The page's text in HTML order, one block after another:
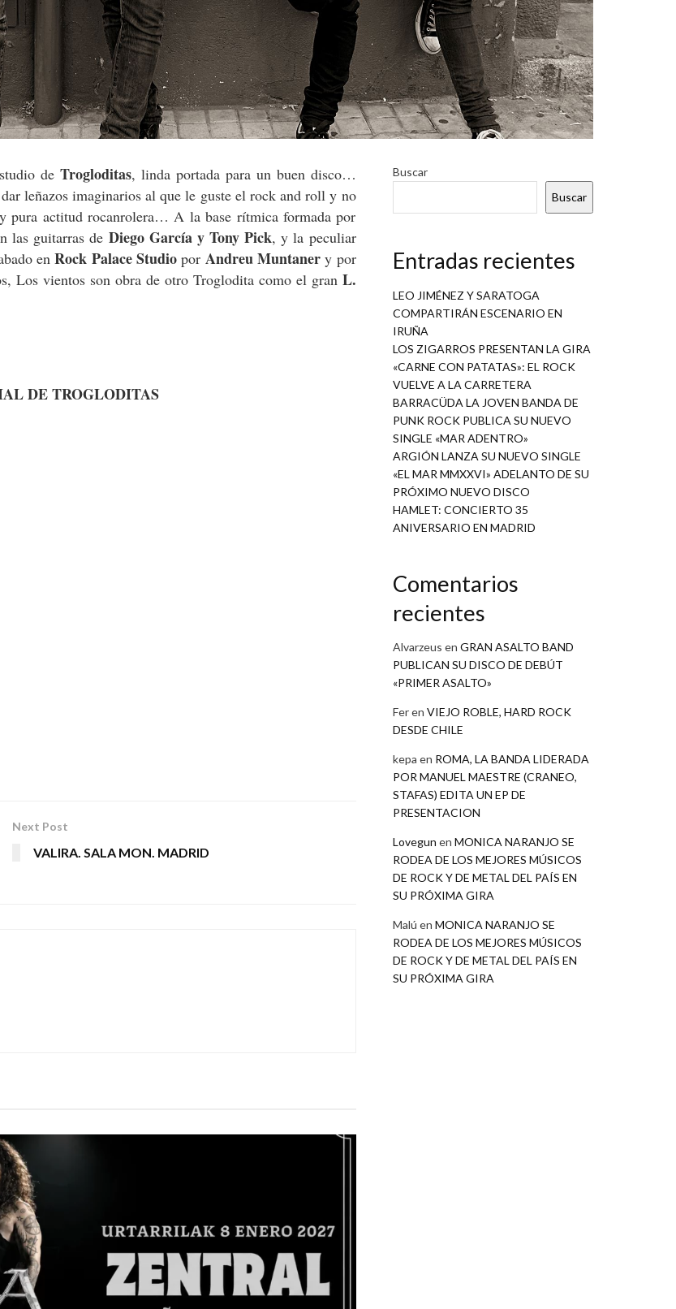
de Trogloditas, linda portada para un buen disco…
leñazos imaginarios al que le guste el rock and roll y no
pura actitud rocanrolera… A la base rítmica formada por
las guitarras de Diego García y Tony Pick, y la peculiar
enRock Palace Studio por Andreu Muntanery por
Los vientos son obra de otro Troglodita como el gran L.
DE TROGLODITAS
Next Post
VALIRA. SALA MON. MADRID
Buscar
Buscar
Entradas recientes
LEO JIMÉNEZ Y SARATOGA
COMPARTIRÁN ESCENARIO EN
IRUÑA
LOS ZIGARROS PRESENTAN LA GIRA
«CARNE CON PATATAS»: EL ROCK
VUELVE A LA CARRETERA
BARRACÜDA LA JOVEN BANDA DE
PUNK ROCK PUBLICA SU NUEVO
SINGLE «MAR ADENTRO»
ARGIÓN LANZA SU NUEVO SINGLE
«EL MAR MMXXVI» ADELANTO DE SU
PRÓXIMO NUEVO DISCO
HAMLET: CONCIERTO 35
ANIVERSARIO EN MADRID
Comentarios
recientes
Alvarzeus en GRAN ASALTO BAND
PUBLICAN SU DISCO DE DEBÚT
«PRIMER ASALTO»
Feren VIEJO ROBLE, HARD ROCK
DESDE CHILE
kepa en ROMA, LA BANDA LIDERADA
POR MANUEL MAESTRE (CRANEO,
STAFAS) EDITA UN EP DE
PRESENTACION
Lovegun en MONICA NARANJO SE
RODEA DE LOS MEJORES MÚSICOS
DE ROCK Y DE METAL DEL PAÍS EN
SU PRÓXIMA GIRA
Malú en MONICA NARANJO SE
RODEA DE LOS MEJORES MÚSICOS
DE ROCK Y DE METAL DEL PAÍS EN
SU PRÓXIMA GIRA